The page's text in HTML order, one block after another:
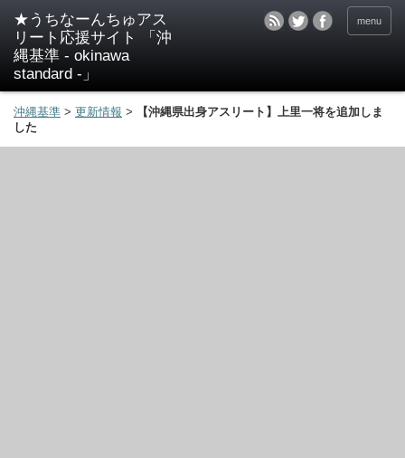
★うちなーんちゅアス
リート応援サイト 「沖
縄基準 - okinawa
standard -」
menu
沖縄基準 > 更新情報 >
【沖縄県出身アスリート】上里一将を追加しま
した